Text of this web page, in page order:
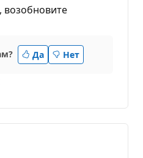
возобновите
Да Нет